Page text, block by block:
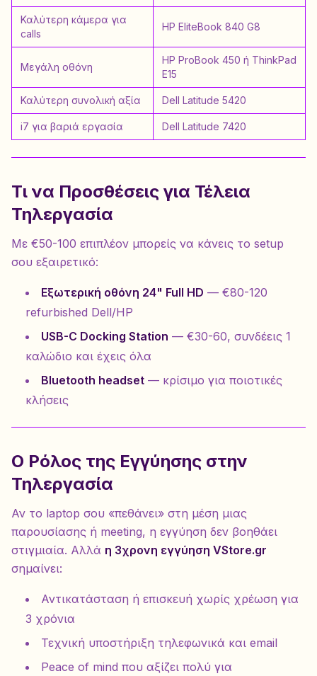
Καλύτερη κάμερα για
calls
HP EliteBook 840 G8
Μεγάλη οθόνη
HP ProBook 450 ή ThinkPad
E15
Καλύτερη συνολική αξία Dell Latitude 5420
i7 για βαριά εργασία Dell Latitude 7420
Τι να Προσθέσεις για Τέλεια
Τηλεργασία
Με €50-100 επιπλέον μπορείς να κάνεις το setup
σου εξαιρετικό:
Εξωτερική οθόνη 24" Full HD — €80-120
refurbished Dell/HP
USB-C Docking Station — €30-60, συνδέεις 1
καλώδιο και έχεις όλα
Bluetooth headset — κρίσιμο για ποιοτικές
κλήσεις
Ο Ρόλος της Εγγύησης στην
Τηλεργασία
Αν το laptop σου «πεθάνει» στη μέση μιας
παρουσίασης ή meeting, η εγγύηση δεν βοηθάει
στιγμιαία. Αλλά η 3χρονη εγγύηση VStore.gr
σημαίνει:
Αντικατάσταση ή επισκευή χωρίς χρέωση για
3 χρόνια
Τεχνική υποστήριξη τηλεφωνικά και email
Peace of mind που αξίζει πολύ για